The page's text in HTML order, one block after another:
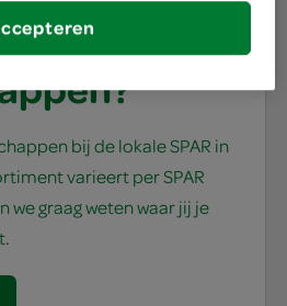
je
bij de lokale SPAR in
varieert per SPAR
we graag weten waar jij je